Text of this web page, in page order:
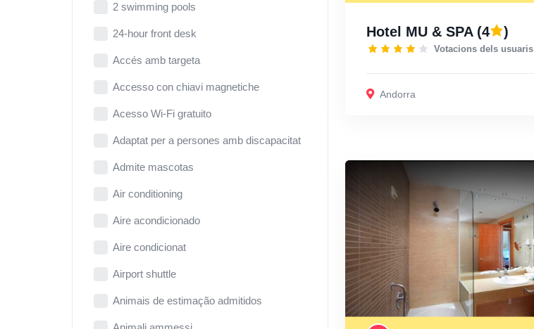
2 swimming pools
24-hour front desk
Accés amb targeta
Accesso con chiavi magnetiche
Acesso Wi-Fi gratuito
Adaptat per a persones amb discapacitat
Admite mascotas
Air conditioning
Aire acondicionado
Aire condicionat
Airport shuttle
Animais de estimação admitidos
Hotel MU & SPA(4 )
Votacions dels usuaris
Andorra